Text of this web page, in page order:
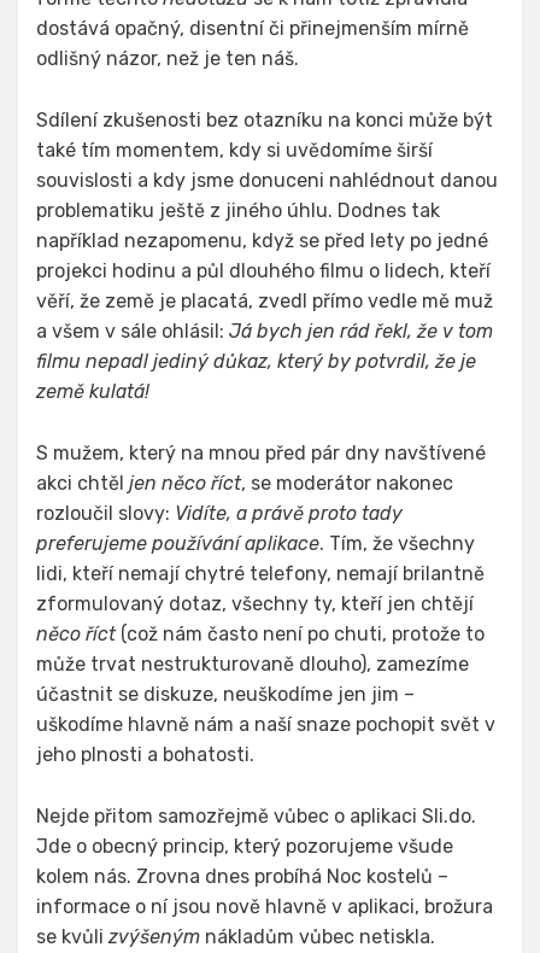
dostává opačný, disentní či přinejmenším mírně
odlišný názor, než je ten náš.
Sdílení zkušenosti bez otazníku na konci může být
také tím momentem, kdy si uvědomíme širší
souvislosti a kdy jsme donuceni nahlédnout danou
problematiku ještě z jiného úhlu. Dodnes tak
například nezapomenu, když se před lety po jedné
projekci hodinu a půl dlouhého filmu o lidech, kteří
věří, že země je placatá, zvedl přímo vedle mě muž
a všem v sále ohlásil: Já bych jen rád řekl, že v tom
filmu nepadl jediný důkaz, který by potvrdil, že je
země kulatá!
S mužem, který na mnou před pár dny navštívené
akci chtěl jen něco říct, se moderátor nakonec
rozloučil slovy: Vidíte, a právě proto tady
preferujeme používání aplikace. Tím, že všechny
lidi, kteří nemají chytré telefony, nemají brilantně
zformulovaný dotaz, všechny ty, kteří jen chtějí
něco říct (což nám často není po chuti, protože to
může trvat nestrukturovaně dlouho), zamezíme
účastnit se diskuze, neuškodíme jen jim –
uškodíme hlavně nám a naší snaze pochopit svět v
jeho plnosti a bohatosti.
Nejde přitom samozřejmě vůbec o aplikaci Sli.do.
Jde o obecný princip, který pozorujeme všude
kolem nás. Zrovna dnes probíhá Noc kostelů –
informace o ní jsou nově hlavně v aplikaci, brožura
se kvůli zvýšeným nákladům vůbec netiskla.